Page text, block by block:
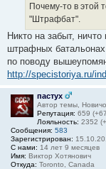
Почему-то в этой
"Штрафбат".
Никто на забыт,
штрафных
по поводу
http://specistoriya.ru/
пастух
Автор темы,
Репутация: 659
Лояльность: 2352
Сообщения: 583
Зарегистрирован:
С нами: 14 лет 9 месяцев
Имя: Виктор Хотянович
Откуда: Toronto, Canada